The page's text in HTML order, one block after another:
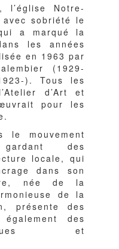
l’église Notre-
sobriété le
a marqué la
les années
en 1963 par
(1929-
). Tous les
d’Art et
pour les
le mouvement
des
locale, qui
dans son
née de la
de la
présente des
des
et